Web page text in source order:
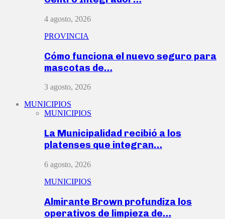
4 agosto, 2026
PROVINCIA
Cómo funciona el nuevo seguro para
mascotas de…
3 agosto, 2026
MUNICIPIOS
MUNICIPIOS
La Municipalidad recibió a los
platenses que integran…
6 agosto, 2026
MUNICIPIOS
Almirante Brown profundiza los
operativos de limpieza de…